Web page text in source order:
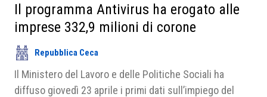
Soci
Partner
Progetti
Area riservata
Il programma Antivirus ha erogato alle
imprese 332,9 milioni di corone
Repubblica Ceca
Il Ministero del Lavoro e delle Politiche Sociali ha
diffuso giovedì 23 aprile i primi dati sull’impiego del